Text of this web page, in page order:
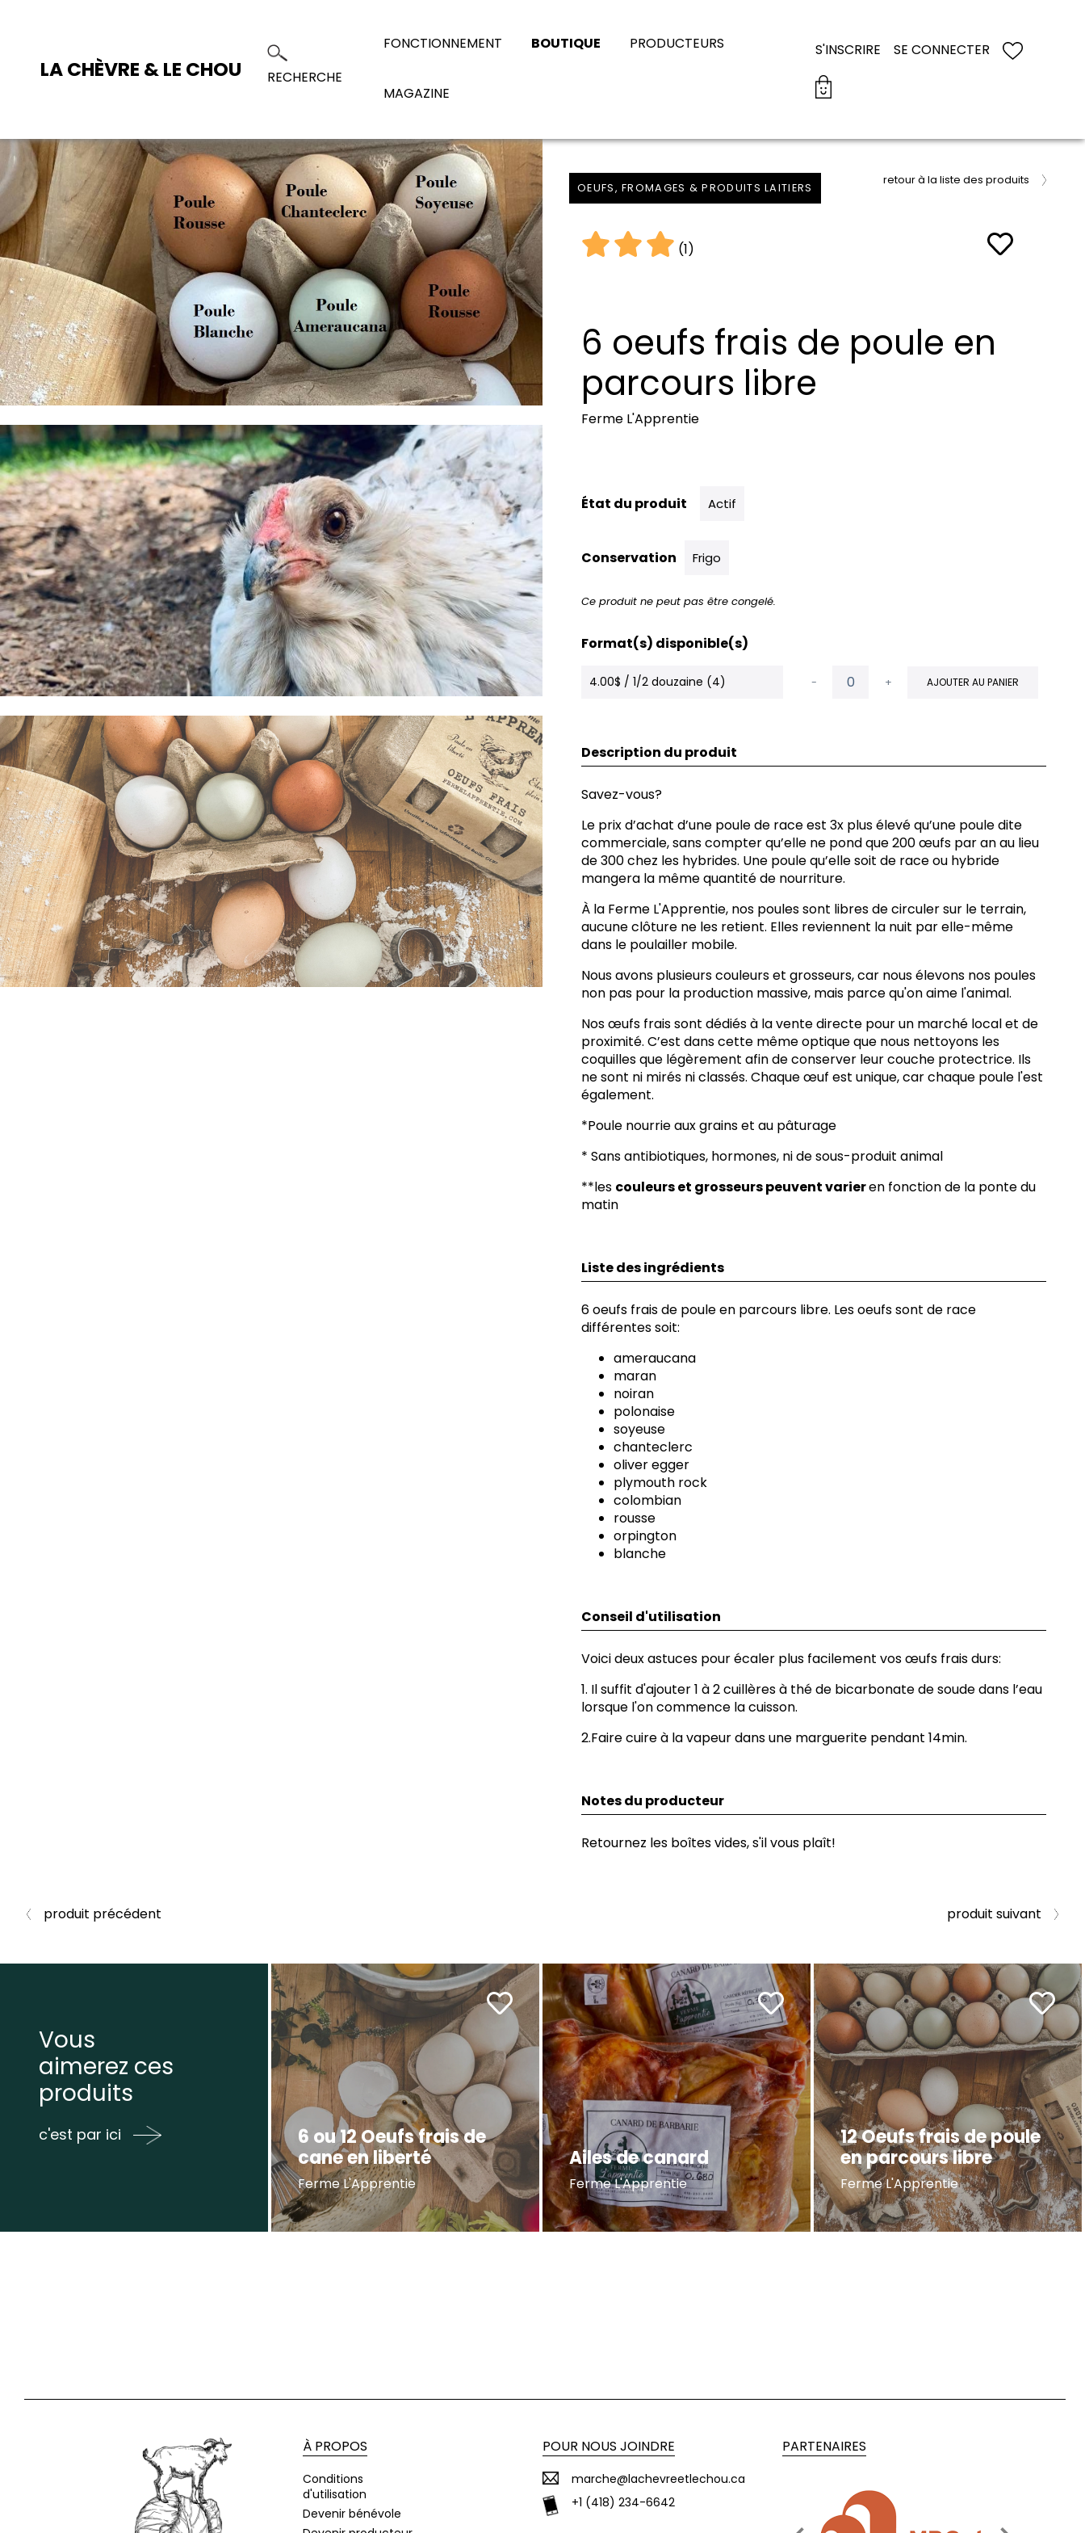
LA CHÈVRE & LE CHOU RECHERCHE
FONCTIONNEMENT BOUTIQUE PRODUCTEURS
MAGAZINE
S'INSCRIRE SE CONNECTER
OEUFS, FROMAGES & PRODUITS LAITIERS
retour à la liste des produits
(1)
6 oeufs frais de poule en
parcours libre
Ferme L'Apprentie
État du produit Actif
Conservation Frigo
Ce produit ne peut pas être congelé.
Format(s) disponible(s)
4.00$ / 1/2 douzaine (4) - + AJOUTER AU PANIER
Description du produit
Savez-vous?
Le prix d’achat d’une poule de race est 3x plus élevé qu’une poule dite
commerciale, sans compter qu’elle ne pond que 200 œufs par an au lieu
de 300 chez les hybrides. Une poule qu’elle soit de race ou hybride
mangera la même quantité de nourriture.
À la Ferme L'Apprentie, nos poules sont libres de circuler sur le terrain,
aucune clôture ne les retient. Elles reviennent la nuit par elle-même
dans le poulailler mobile.
Nous avons plusieurs couleurs et grosseurs, car nous élevons nos poules
non pas pour la production massive, mais parce qu'on aime l'animal.
Nos œufs frais sont dédiés à la vente directe pour un marché local et de
proximité. C’est dans cette même optique que nous nettoyons les
coquilles que légèrement afin de conserver leur couche protectrice. Ils
ne sont ni mirés ni classés. Chaque œuf est unique, car chaque poule l'est
également.
*Poule nourrie aux grains et au pâturage
* Sans antibiotiques, hormones, ni de sous-produit animal
**les couleurs et grosseurs peuvent varieren fonction de la ponte du
matin
Liste des ingrédients
6 oeufs frais de poule en parcours libre. Les oeufs sont de race
différentes soit:
ameraucana
maran
noiran
polonaise
soyeuse
chanteclerc
oliver egger
plymouth rock
colombian
rousse
orpington
blanche
Conseil d'utilisation
Voici deux astuces pour écaler plus facilement vos œufs frais durs:
1. Il suffit d'ajouter 1 à 2 cuillères à thé de bicarbonate de soude dans l’eau
lorsque l'on commence la cuisson.
2.Faire cuire à la vapeur dans une marguerite pendant 14min.
Notes du producteur
Retournez les boîtes vides, s'il vous plaît!
produit précédent produit suivant
Vous
aimerez ces
produits
c'est par ici
6 ou 12 Oeufs frais de
cane en liberté
Ferme L'Apprentie
Ailes de canard
Ferme L'Apprentie
12 Oeufs frais de poule
en parcours libre
Ferme L'Apprentie
À PROPOS
Conditions
d'utilisation
Devenir bénévole
POUR NOUS JOINDRE
marche@lachevreetlechou.ca
+1 (418) 234-6642
PARTENAIRES